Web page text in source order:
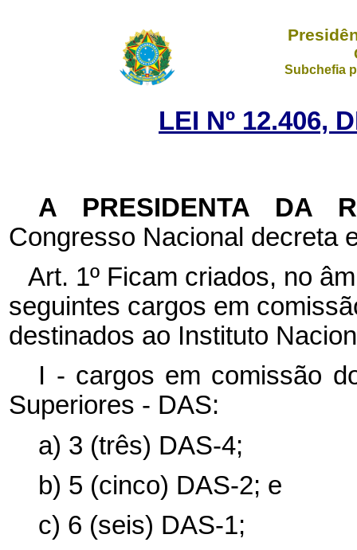
Subchefia
LEI Nº 12.406,
A PRESIDENTA DA
Congresso Nacional decreta
Art. 1º Ficam criados, no
seguintes cargos em
destinados ao Instituto
I - cargos em comissão
Superiores - DAS:
a) 3 (três) DAS-4;
b) 5 (cinco) DAS-2; e
c) 6 (seis) DAS-1;